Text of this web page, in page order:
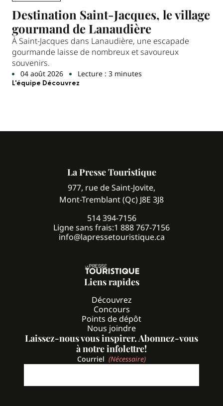
Destination Saint-Jacques, le village
gourmand de Lanaudière
À Saint-Jacques dans Lanaudière, une escapade
gourmande laisse de nombreux et savoureux
souvenirs.
04 août 2026 Lecture : 3 minutes
L'équipe Découvrez
La Presse Touristique
977, rue de Saint-Jovite,
Mont-Tremblant (Qc) J8E 3J8
514 394-7156
Ligne sans frais:1 888 767-7156
info@lapressetouristique.ca
Liens rapides
Découvrez
Concours
Points de dépôt
Nous joindre
Laissez-nous vous inspirer. Abonnez-vous
à notre infolettre!
Courriel (Nécessaire)